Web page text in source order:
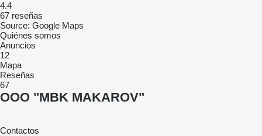
4.4
67 reseñas
Source: Google Maps
Quiénes somos
Anuncios
12
Mapa
Reseñas
67
OOO "MBK MAKAROV"
Contactos